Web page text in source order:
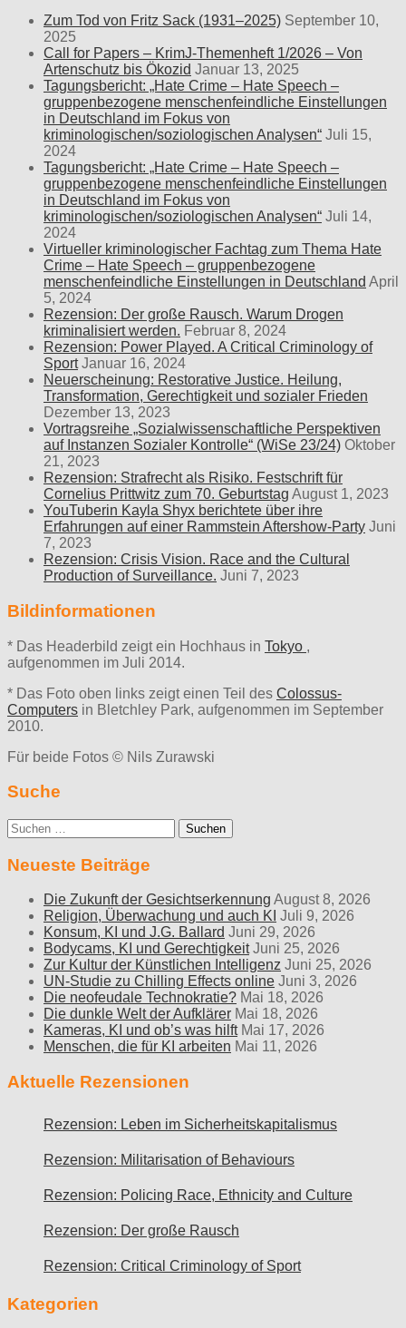
Zum Tod von Fritz Sack (1931–2025) September 10,
2025
Call for Papers – KrimJ-Themenheft 1/2026 – Von
Artenschutz bis Ökozid Januar 13, 2025
Tagungsbericht: „Hate Crime – Hate Speech –
gruppenbezogene menschenfeindliche Einstellungen
in Deutschland im Fokus von
kriminologischen/soziologischen Analysen“ Juli 15,
2024
Tagungsbericht: „Hate Crime – Hate Speech –
gruppenbezogene menschenfeindliche Einstellungen
in Deutschland im Fokus von
kriminologischen/soziologischen Analysen“ Juli 14,
2024
Virtueller kriminologischer Fachtag zum Thema Hate
Crime – Hate Speech – gruppenbezogene
menschenfeindliche Einstellungen in Deutschland April
5, 2024
Rezension: Der große Rausch. Warum Drogen
kriminalisiert werden. Februar 8, 2024
Rezension: Power Played. A Critical Criminology of
Sport Januar 16, 2024
Neuerscheinung: Restorative Justice. Heilung,
Transformation, Gerechtigkeit und sozialer Frieden
Dezember 13, 2023
Vortragsreihe „Sozialwissenschaftliche Perspektiven
auf Instanzen Sozialer Kontrolle“ (WiSe 23/24) Oktober
21, 2023
Rezension: Strafrecht als Risiko. Festschrift für
Cornelius Prittwitz zum 70. Geburtstag August 1, 2023
YouTuberin Kayla Shyx berichtete über ihre
Erfahrungen auf einer Rammstein Aftershow-Party Juni
7, 2023
Rezension: Crisis Vision. Race and the Cultural
Production of Surveillance. Juni 7, 2023
Bildinformationen
* Das Headerbild zeigt ein Hochhaus in Tokyo ,
aufgenommen im Juli 2014.
* Das Foto oben links zeigt einen Teil des Colossus-
Computers in Bletchley Park, aufgenommen im September
2010.
Für beide Fotos © Nils Zurawski
Suche
Suche
nach:
Neueste Beiträge
Die Zukunft der Gesichtserkennung August 8, 2026
Religion, Überwachung und auch KI Juli 9, 2026
Konsum, KI und J.G. Ballard Juni 29, 2026
Bodycams, KI und Gerechtigkeit Juni 25, 2026
Zur Kultur der Künstlichen Intelligenz Juni 25, 2026
UN-Studie zu Chilling Effects online Juni 3, 2026
Die neofeudale Technokratie? Mai 18, 2026
Die dunkle Welt der Aufklärer Mai 18, 2026
Kameras, KI und ob’s was hilft Mai 17, 2026
Menschen, die für KI arbeiten Mai 11, 2026
Aktuelle Rezensionen
Rezension: Leben im Sicherheitskapitalismus
Rezension: Militarisation of Behaviours
Rezension: Policing Race, Ethnicity and Culture
Rezension: Der große Rausch
Rezension: Critical Criminology of Sport
Kategorien